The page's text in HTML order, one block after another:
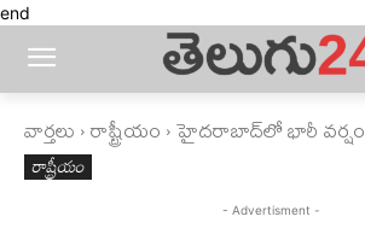
end
వార్తలు రాష్ట్రీయం హైదరాబాద్‌లో భారీ వర్షం
రాష్ట్రీయం
- Advertisment -